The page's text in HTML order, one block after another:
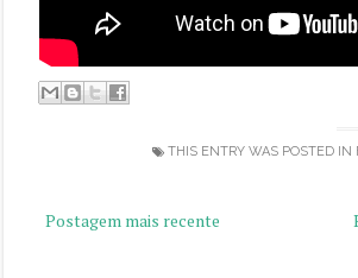
THIS ENTRY WAS POSTED IN
Postagem mais recente